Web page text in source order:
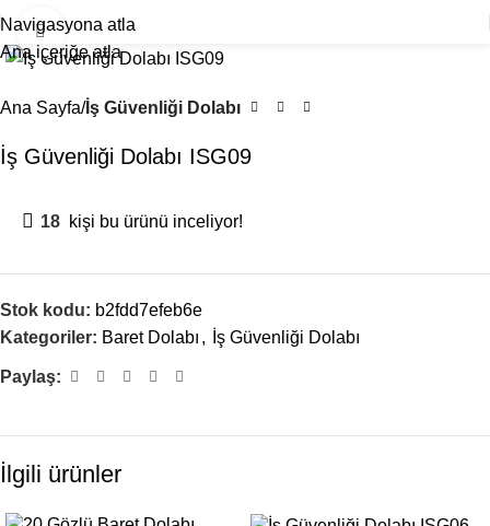
Navigasyona atla
Ana içeriğe atla
Büyütmek için tıklayın
Ana Sayfa İş Güvenliği Dolabı
İş Güvenliği Dolabı ISG09
18 kişi bu ürünü inceliyor!
Stok kodu: b2fdd7efeb6e
Kategoriler: Baret Dolabı , İş Güvenliği Dolabı
Paylaş:
İlgili ürünler